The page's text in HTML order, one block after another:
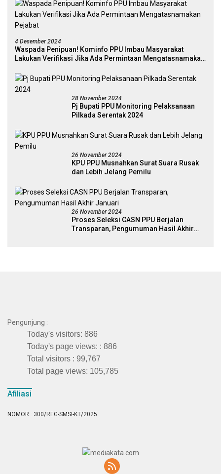
4 Desember 2024
Waspada Penipuan! Kominfo PPU Imbau Masyarakat
Lakukan Verifikasi Jika Ada Permintaan Mengatasnamakan
28 November 2024
Pj Bupati PPU Monitoring Pelaksanaan
Pilkada Serentak 2024
26 November 2024
KPU PPU Musnahkan Surat Suara Rusak
dan Lebih Jelang Pemilu
26 November 2024
Proses Seleksi CASN PPU Berjalan
Transparan, Pengumuman Hasil Akhir
Pengunjung :
Today's visitors: 886
Today's page views: : 886
Total visitors : 99,767
Total page views: 105,785
Afiliasi
NOMOR : 300/REG-SMSI-KT/2025